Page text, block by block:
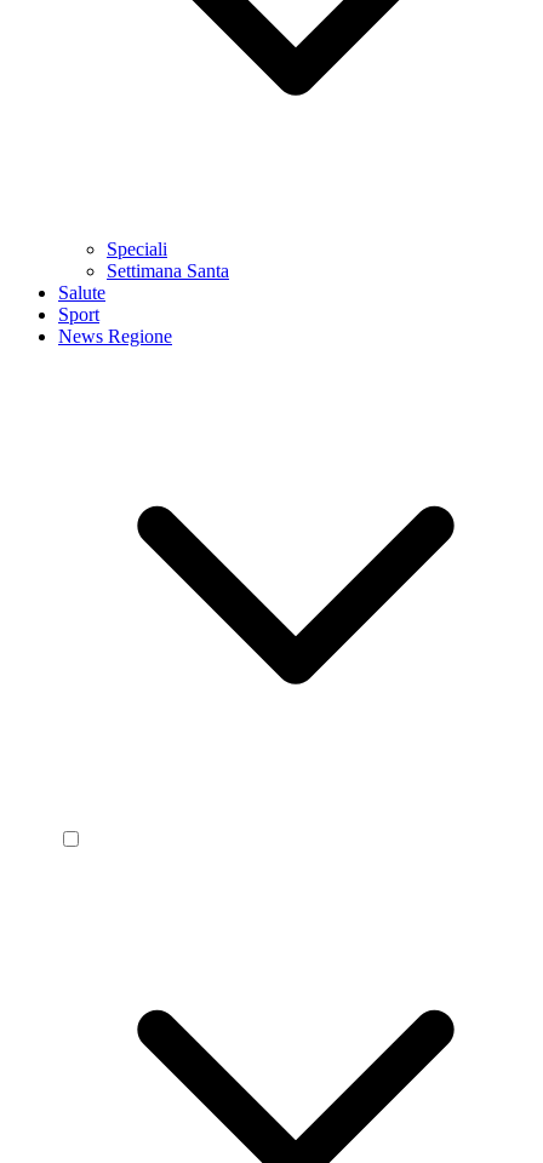
Speciali
Settimana Santa
Salute
Sport
News Regione